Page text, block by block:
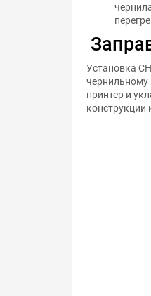
Установка
чернильному
принтер и
конструкции